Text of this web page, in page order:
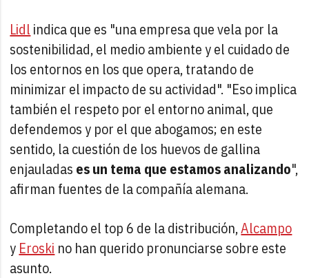
Lidl indica que es "una empresa que vela por la
sostenibilidad, el medio ambiente y el cuidado de
los entornos en los que opera, tratando de
minimizar el impacto de su actividad". "Eso implica
también el respeto por el entorno animal, que
defendemos y por el que abogamos; en este
sentido, la cuestión de los huevos de gallina
enjauladas es un tema que estamos analizando",
afirman fuentes de la compañía alemana.
Completando el top 6 de la distribución,Alcampo
y Eroski no han querido pronunciarse sobre este
asunto.